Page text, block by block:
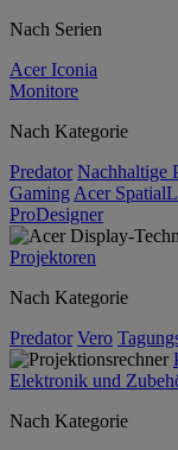
Nach Serien
Acer Iconia
Monitore
Nach Kategorie
Predator Nachhaltige
Gaming Acer
ProDesigner
Projektoren
Nach Kategorie
Predator Vero
Elektronik und
Nach Kategorie